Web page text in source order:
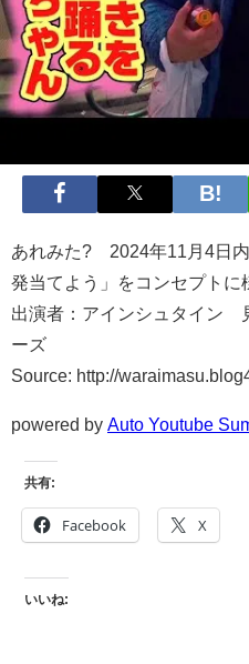
あれみた? 2024年11月4日
発当てよう」をコンセプトに
出演者：アインシュタイン
ーズ
Source: http://
powered by Auto Youtube
共有:
Facebook X
いいね: